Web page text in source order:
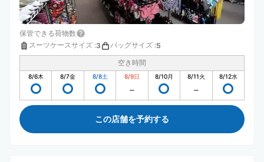
保管できる荷物数
スーツケースサイズ :3 バッグサイズ :5
空き時間
8/6木 8/7金 8/8土 8/9日 8/10月 8/11火 8/12水
この店舗を予約する